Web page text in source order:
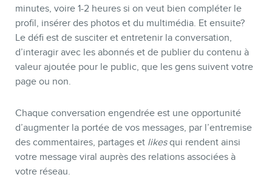
minutes, voire 1-2 heures si on veut bien compléter le
profil, insérer des photos et du multimédia. Et ensuite?
Le défi est de susciter et entretenir la conversation,
d’interagir avec les abonnés et de publier du contenu à
valeur ajoutée pour le public, que les gens suivent votre
page ou non.
Chaque conversation engendrée est une opportunité
d’augmenter la portée de vos messages, par l’entremise
des commentaires, partages et likesqui rendent ainsi
votre message viral auprès des relations associées à
votre réseau.